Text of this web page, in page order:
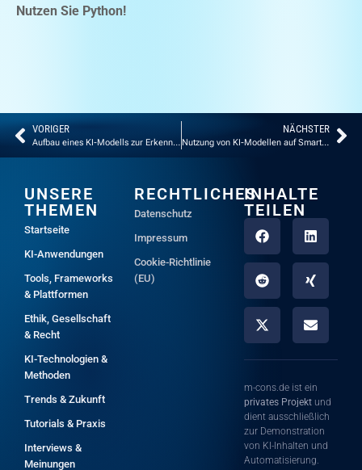
Nutzen Sie Python!
VORIGER
Aufbau eines KI-Modells zur Erkennung von Fake News
NÄCHSTER
Nutzung von KI-Modellen auf Smartphones: Die Google AI Edge Gallery
UNSERE
THEMEN
Startseite
KI-Anwendungen
Tools, Frameworks
& Plattformen
Ethik, Gesellschaft
& Recht
KI-Technologien &
Methoden
Trends & Zukunft
Tutorials & Praxis
Interviews &
Meinungen
RECHTLICHES
Datenschutz
Impressum
Cookie-Richtlinie
(EU)
INHALTE
TEILEN
m-cons.de ist ein
privates Projekt und
dient ausschließlich
zur Demonstration
von KI-Inhalten und
Automatisierung.